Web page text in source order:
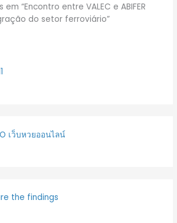
“Encontro entre VALEC e ABIFER
do setor ferroviário”
เว็บหวยออนไลน์
the findings